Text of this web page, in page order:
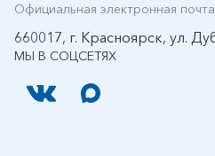
МЫ В СОЦСЕТЯХ
Официальная электронная почта
660017, г. Красноярск, ул.